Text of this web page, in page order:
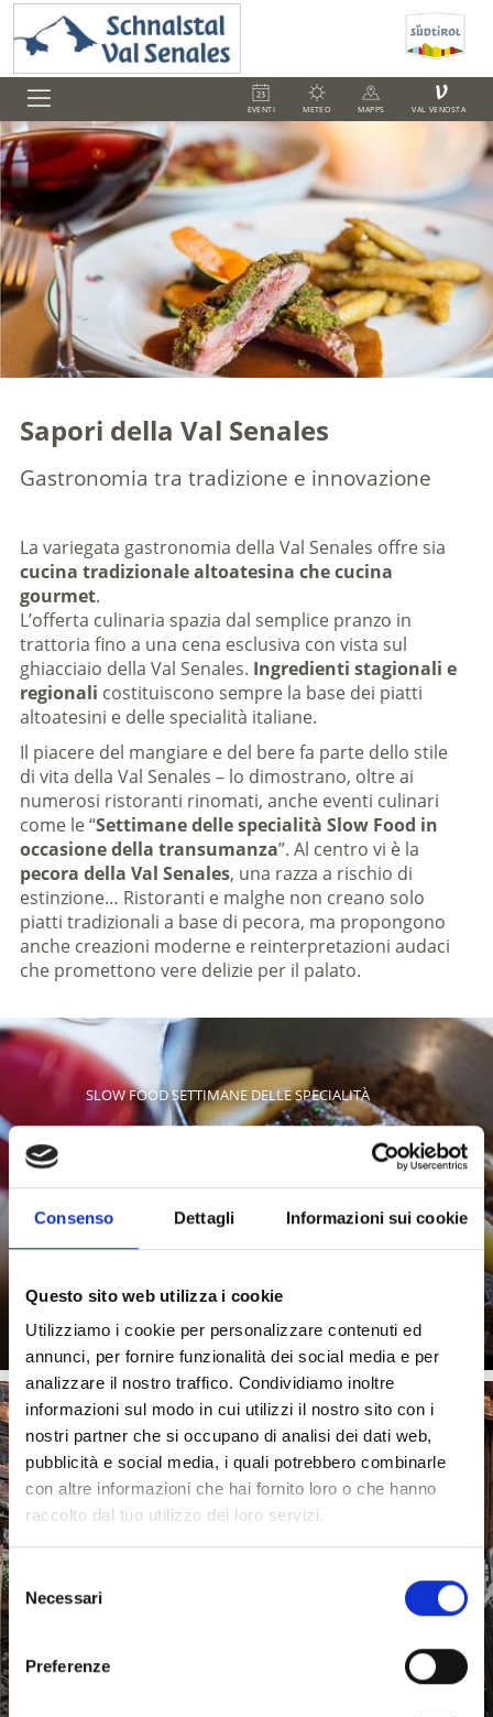
Consenso Dettagli Informazioni sui cookie
Questo sito web utilizza i cookie
Utilizziamo i cookie per personalizzare contenuti ed
annunci, per fornire funzionalità dei social media e per
analizzare il nostro traffico. Condividiamo inoltre
informazioni sul modo in cui utilizzi il nostro sito con i
nostri partner che si occupano di analisi dei dati web,
pubblicità e social media, i quali potrebbero combinarle
con altre informazioni che hai fornito loro o che hanno
raccolto dal tuo utilizzo dei loro servizi.
Selezione
delNecessari
Preferenze
EVENTI METEO MAPPS
V
VAL VENOSTA
Sapori della Val Senales
Gastronomia tra tradizione e innovazione
La variegata gastronomia della Val Senales offre sia
cucina tradizionale altoatesina che cucina
gourmet.
L’offerta culinaria spazia dal semplice pranzo in
trattoria fino a una cena esclusiva con vista sul
ghiacciaio della Val Senales. Ingredienti stagionali e
regionali costituiscono sempre la base dei piatti
altoatesini e delle specialità italiane.
Il piacere del mangiare e del bere fa parte dello stile
di vita della Val Senales – lo dimostrano, oltre ai
numerosi ristoranti rinomati, anche eventi culinari
come le “Settimane delle specialità Slow Food in
occasione della transumanza”. Al centro vi è la
pecora della Val Senales, una razza a rischio di
estinzione… Ristoranti e malghe non creano solo
piatti tradizionali a base di pecora, ma propongono
anche creazioni moderne e reinterpretazioni audaci
che promettono vere delizie per il palato.
SLOW FOOD SETTIMANE DELLE SPECIALITÀ
Saperne di più
RISTORANTI